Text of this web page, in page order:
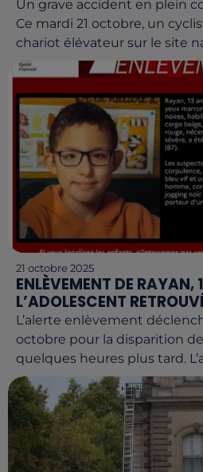
Un grave accident en plein
Ce mardi 21 octobre, un
chariot élévateur sur le site
21 octobre 2025
ENLÈVEMENT DE RAYAN,
L’ADOLESCENT
L’alerte enlèvement
octobre pour la disparition de
quelques heures plus tard.